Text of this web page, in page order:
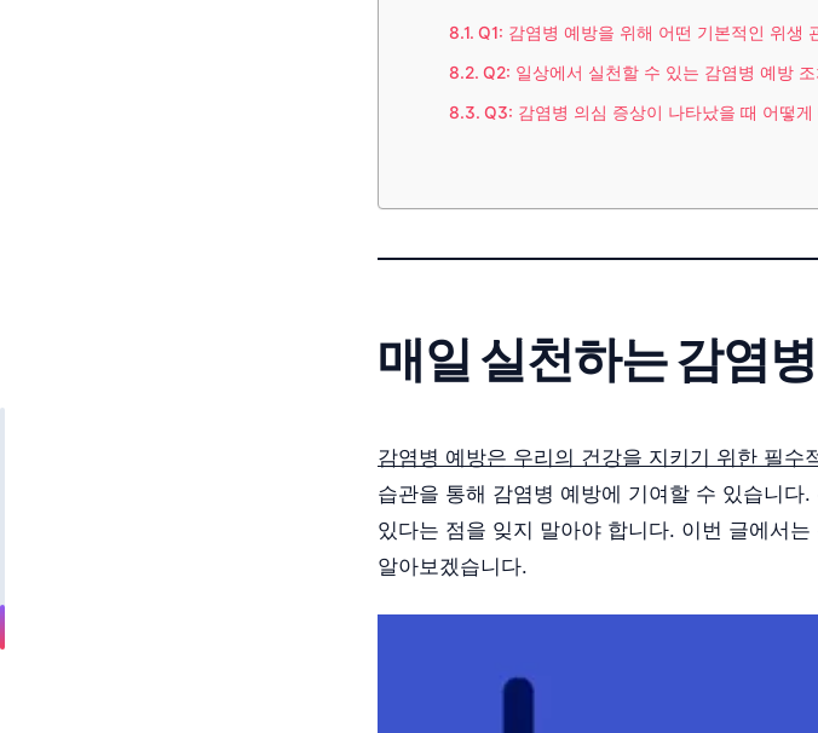
Q1: 감염병 예방을 위해 어떤 기본적인 위생
Q2: 일상에서 실천할 수 있는 감염병 예방
Q3: 감염병 의심 증상이 나타났을 때 어떻게
매일 실천하는 감염
감염병 예방은 우리의 건강을 지키기 위한 필수
습관을 통해 감염병 예방에 기여할 수 있습니
있다는 점을 잊지 말아야 합니다. 이번 글에서
알아보겠습니다.